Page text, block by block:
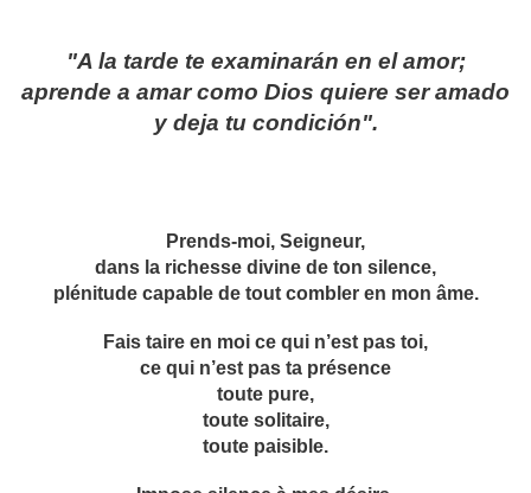
"A la tarde te examinarán en el amor;
aprende a amar como Dios quiere ser amado
y deja tu condición".
Prends-moi, Seigneur,
dans la richesse divine de ton silence,
plénitude capable de tout combler en mon âme.
Fais taire en moi ce qui n’est pas toi,
ce qui n’est pas ta présence
toute pure,
toute solitaire,
toute paisible.